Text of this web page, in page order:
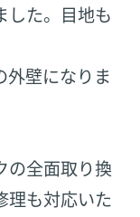
した。目地も
外壁になりま
の全面取り換
理も対応いた